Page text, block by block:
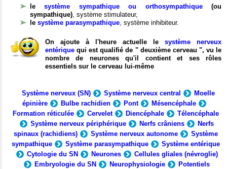
lesystème sympathique ou orthosympathique(ou
sympathique), système stimulateur,
le système parasympathique, système inhibiteur.
On ajoute à l'heure actuelle le système nerveux
entérique qui est qualifié de " deuxième cerveau ", vu le
nombre de neurones qu'il contient et ses rôles
essentiels sur le cerveau lui-même
Système nerveux (SN) Système nerveux central
Moelle
épinière
Bulbe rachidien Pont
Mésencéphale
Formation réticulée
Cervelet Diencéphale
Télencéphale
Système nerveux périphérique
Nerfs crâniens
Nerfs
spinaux (rachidiens)
Système nerveux autonome
Système
sympathique
Système parasympathique
Système entérique
Cytologie du SN
Neurones
Cellules gliales (névroglie)
Embryologie du SN
Neurophysiologie
Potentiels